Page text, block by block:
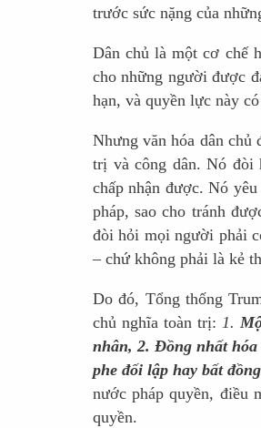
trước sức nặng của
Dân chủ là một cơ chế
cho những người được
hạn, và quyền lực này
Nhưng văn hóa dân chủ
trị và công dân. Nó đòi
chấp nhận được. Nó
pháp, sao cho tránh
đòi hỏi mọi người phải
– chứ không phải là kẻ
Do đó, Tổng thống
chủ nghĩa toàn trị:1.
nhân, 2. Đồng nhất
phe đối lập hay bất
nước pháp quyền, điều
quyền.